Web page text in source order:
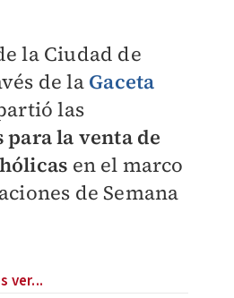
la Ciudad de
de la Gaceta
las
la venta de
en el marco
de Semana
ver...